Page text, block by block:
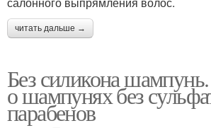
читать дальше →
Без силикона
о шампунях без
парабенов